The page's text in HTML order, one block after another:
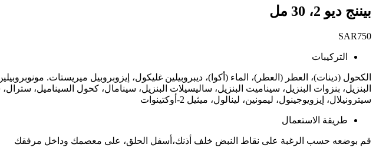
بيننج ديو 2، 30 مل
SAR750
التركيبات
الكحول (دينات)، العطر (العطر)، الماء (أكوا)، ديبروبيلين غليكول، إيزوبروبيل ميريستات.
البنزيل، بنزوات البنزيل، سيناميت البنزيل، ساليسيلات البنزيل، سينامال، كحول السيناميل،
سيترونيلال، إيزويوجينول، ليمونين، لينالول، ميثيل 2-أوكتينوات
طريقة الاستعمال
قم بوضعه حسب الرغبة على نقاط النبض خلف أذنك،أسفل الحلق، على معصمك وداخل مرفقك